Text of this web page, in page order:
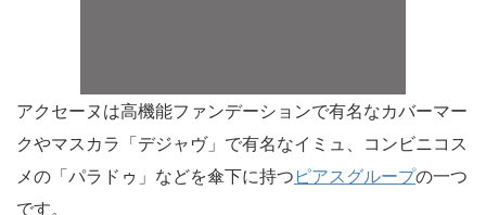
アクセーヌは高機能ファンデーションで有名なカバーマー
クやマスカラ「デジャヴ」で有名なイミュ、コンビニコス
メの「パラドゥ」などを傘下に持つピアスグループの一つ
です。